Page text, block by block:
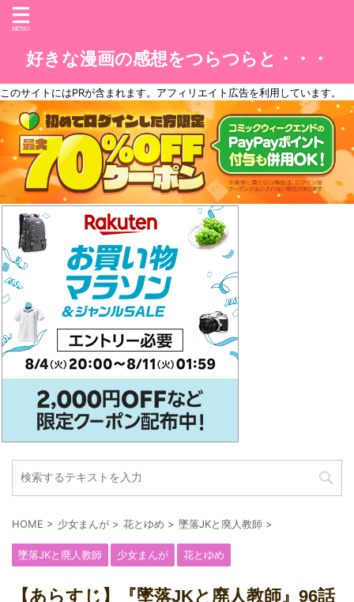
好きな漫画の感想をつらつらと・・・
このサイトにはPRが含まれます。アフィリエイト広告を利用しています。
HOME > 少女まんが > 花とゆめ > 墜落JKと廃人教師 >
墜落JKと廃人教師 少女まんが 花とゆめ
【あらすじ】『墜落JKと廃人教師』96話